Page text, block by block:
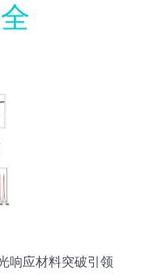
响应材料突破引领